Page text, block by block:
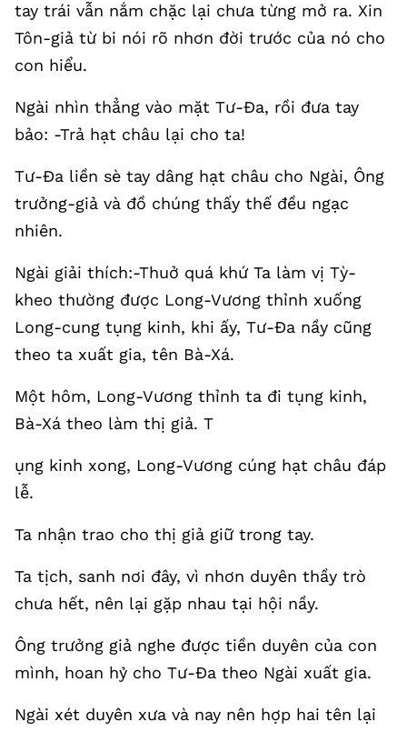
tay trái vẫn nắm chặc lại chưa từng mở ra. Xin
Tôn-giả từ bi nói rõ nhơn đời trước của nó cho
con hiểu.
Ngài nhìn thẳng vào mặt Tư-Đa, rồi đưa tay
bảo: -Trả hạt châu lại cho ta!
Tư-Đa liền sè tay dâng hạt châu cho Ngài, Ông
trưởng-giả và đồ chúng thấy thế đều ngạc
nhiên.
Ngài giải thích:-Thuở quá khứ Ta làm vị Tỳ-
kheo thường được Long-Vương thỉnh xuống
Long-cung tụng kinh, khi ấy, Tư-Đa nầy cũng
theo ta xuất gia, tên Bà-Xá.
Một hôm, Long-Vương thỉnh ta đi tụng kinh,
Bà-Xá theo làm thị giả. T
ụng kinh xong, Long-Vương cúng hạt châu đáp
lễ.
Ta nhận trao cho thị giả giữ trong tay.
Ta tịch, sanh nơi đây, vì nhơn duyên thầy trò
chưa hết, nên lại gặp nhau tại hội nầy.
Ông trưởng giả nghe được tiền duyên của con
mình, hoan hỷ cho Tư-Đa theo Ngài xuất gia.
Ngài xét duyên xưa và nay nên hợp hai tên lại